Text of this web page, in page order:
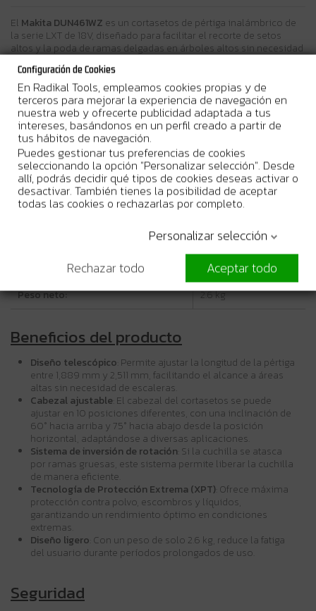
El Makita DUN461WZ es un cortasetos de pértiga inalámbrico de
la serie LXT de 18V, diseñado para facilitar el recorte de setos
altos y la poda de ramas delgadas en árboles altos sin necesidad
de utilizar una escalera.
Características técnicas
Voltaje:
18V
Longitud de la cuchilla:
460 mm
Capacidad máxima de corte:
18 mm
Velocidad de carrera:
3,600 SPM
74 dB(A)
Longitud total:
1,889 – 2,511 mm
Peso neto:
2.6 kg
Beneficios del producto
Diseño telescópico : Permite ajustar la longitud de la pértiga
entre 1,889 mm y 2,511 mm, facilitando el alcance a áreas
altas sin necesidad de escaleras.
Cabezal ajustable : El cabezal del cortasetos se puede
ajustar en 10 posiciones diferentes, con una inclinación de
60° hacia arriba y 75° hacia abajo desde la posición
horizontal, adaptándose a diversas aplicaciones.
Sistema de inversión de rotación : Si la cuchilla se atasca
por ramas gruesas, este sistema permite liberar la cuchilla
de manera eficiente.
Tecnología de Protección Extrema (XPT) : Ofrece máxima
protección contra polvo, escombros y líquidos,
garantizando un rendimiento óptimo en condiciones
extremas.
Diseño ligero : Con un peso de solo 2.6 kg, reduce la fatiga
del usuario durante períodos prolongados de uso.
Seguridad
Configuración de Cookies
En Radikal Tools, empleamos cookies propias y de
terceros para mejorar la experiencia de navegación en
nuestra web y ofrecerte publicidad adaptada a tus
intereses, basándonos en un perfil creado a partir de
tus hábitos de navegación.
Puedes gestionar tus preferencias de cookies
seleccionando la opción "Personalizar selección". Desde
allí, podrás decidir qué tipos de cookies deseas activar o
desactivar. También tienes la posibilidad de aceptar
todas las cookies o rechazarlas por completo.
Personalizar selección
Rechazar todo
Aceptar todo